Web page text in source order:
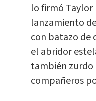
lo firmó Taylor
lanzamiento
con batazo de
el abridor
también zurdo
compañeros